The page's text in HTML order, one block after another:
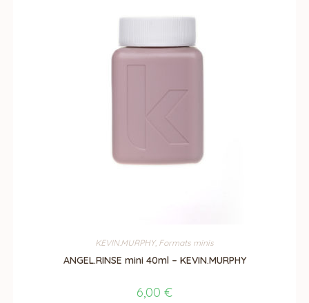
KEVIN.MURPHY, Formats minis
ANGEL.RINSE mini 40ml – KEVIN.MURPHY
6,00 €